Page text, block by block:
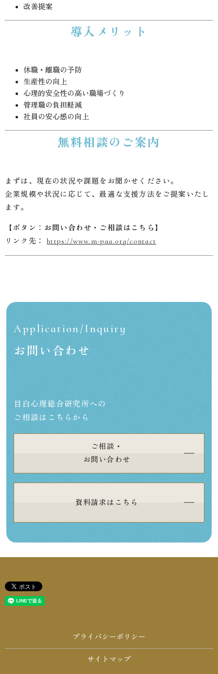
改善提案
導入メリット
休職・離職の予防
生産性の向上
心理的安全性の高い職場づくり
管理職の負担軽減
社員の安心感の向上
無料相談のご案内
まずは、現在の状況や課題をお聞かせください。
企業規模や状況に応じて、最適な支援方法をご提案いたし
ます。
【ボタン：お問い合わせ・ご相談はこちら】
リンク先：https://www.m-paa.org/contact
Application/Inquiry
お問い合わせ
目白心理総合研究所への
ご相談はこちらから
ご相談・
お問い合わせ
資料請求はこちら
プライバシーポリシー
サイトマップ